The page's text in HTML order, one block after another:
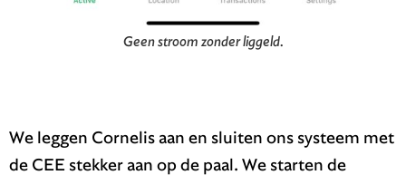
Geen stroom zonder liggeld.
We leggen Cornelis aan en sluiten ons systeem met
de CEE stekker aan op de paal. We starten de